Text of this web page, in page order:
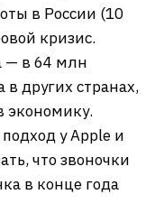
в России (10
кризис.
— в 64 млн
в других странах,
экономику.
у Apple и
что звоночки
в конце года